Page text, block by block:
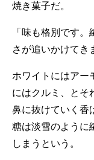
焼き菓子だ。
「味も格別です
さが追いかけてき
ホワイトにはアー
にはクルミ、とそ
鼻に抜けていく香
糖は淡雪のように
しまうという。